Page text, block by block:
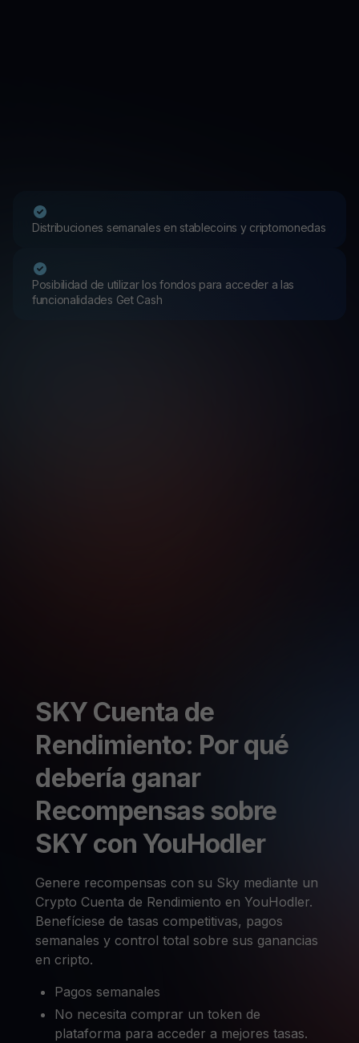
Distribuciones semanales en stablecoins y criptomonedas
Posibilidad de utilizar los fondos para acceder a las
funcionalidades Get Cash
SKY Cuenta de
Rendimiento: Por qué
debería ganar
Recompensas sobre
SKY con YouHodler
Genere recompensas con su Sky mediante un
Crypto Cuenta de Rendimiento en YouHodler.
Benefíciese de tasas competitivas, pagos
semanales y control total sobre sus ganancias
en cripto.
Pagos semanales
No necesita comprar un token de
plataforma para acceder a mejores tasas.